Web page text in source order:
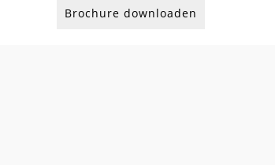
Brochure downloaden